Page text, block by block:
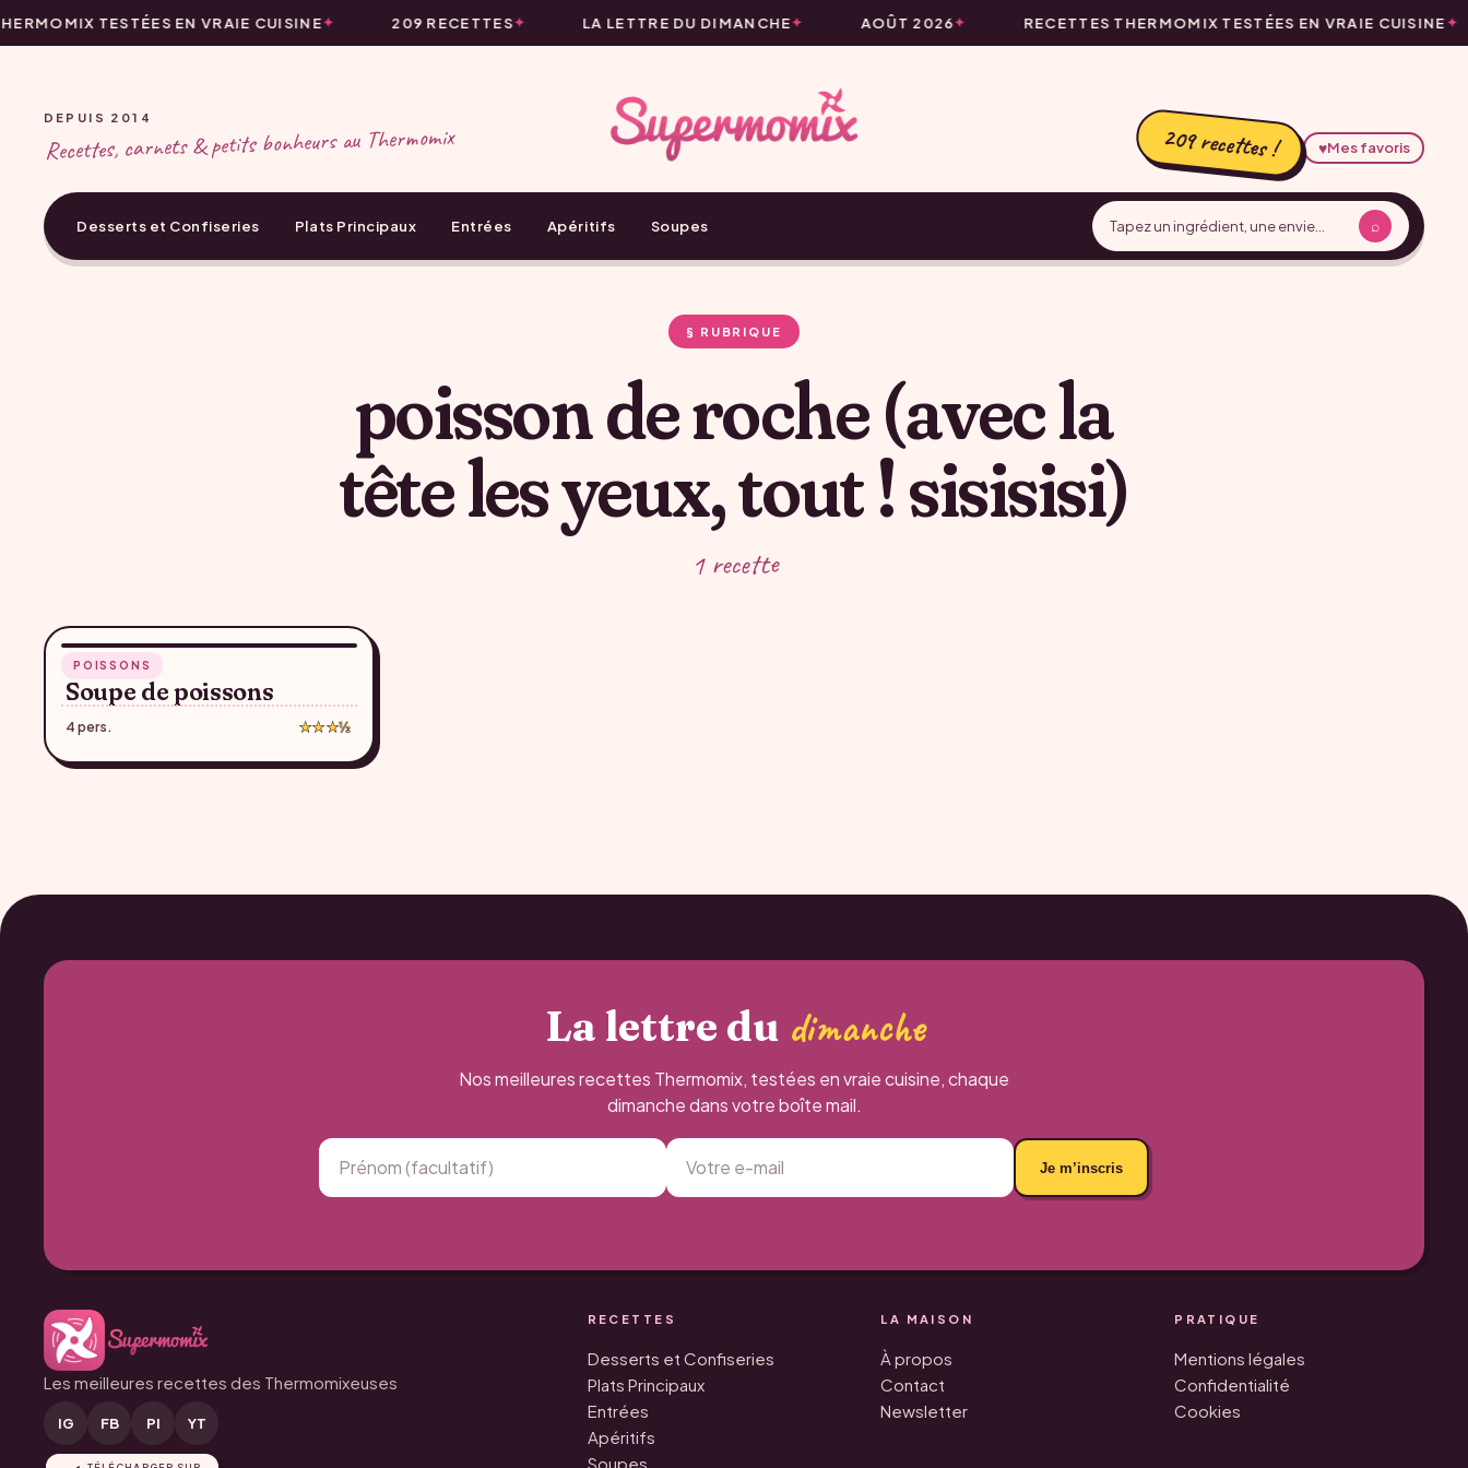
TESTÉES EN VRAIE CUISINE 209 RECETTES LA LETTRE DU DIMANCHE AOÛT 2026 RECETTES THERMOMIX TESTÉES EN VRAIE CUISINE
DEPUIS 2014
Recettes, carnets & petits bonheurs au Thermomix 209 recettes ! ♥Mes favoris
Desserts et Confiseries Plats Principaux Entrées Apéritifs Soupes ⌕
§ RUBRIQUE
poisson de roche (avec la
tête les yeux, tout ! sisisisi)
1 recette
POISSONS
Soupe de poissons
4 pers. ★★★½
La lettre du dimanche
Nos meilleures recettes Thermomix, testées en vraie cuisine, chaque
dimanche dans votre boîte mail.
Je m’inscris
Les meilleures recettes des Thermomixeuses
IG FB PI YT
RECETTES
Desserts et Confiseries
Plats Principaux
Entrées
Apéritifs
Soupes
LA MAISON
À propos
Contact
Newsletter
PRATIQUE
Mentions légales
Confidentialité
Cookies